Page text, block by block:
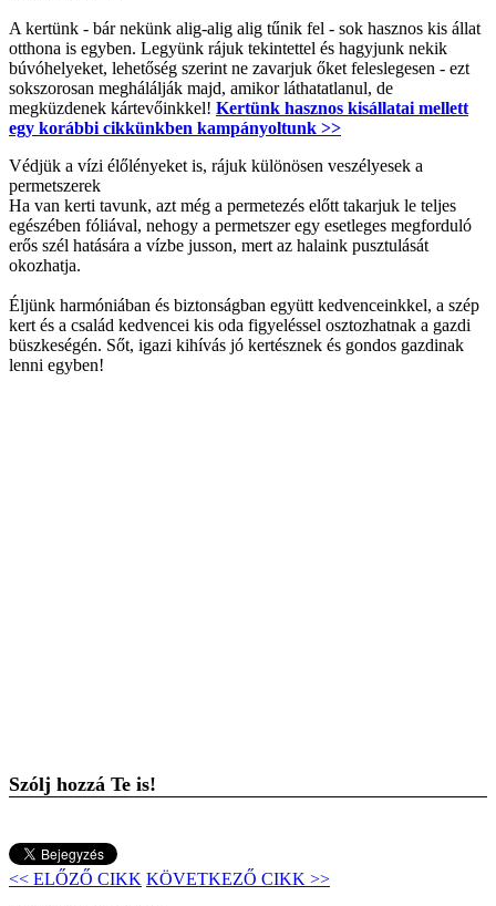
A kertünk - bár nekünk alig-alig alig tűnik fel - sok hasznos kis állat
otthona is egyben. Legyünk rájuk tekintettel és hagyjunk nekik
búvóhelyeket, lehetőség szerint ne zavarjuk őket feleslegesen - ezt
sokszorosan meghálálják majd, amikor láthatatlanul, de
megküzdenek kártevőinkkel! Kertünk hasznos kisállatai mellett
egy korábbi cikkünkben kampányoltunk >>
Védjük a vízi élőlényeket is, rájuk különösen veszélyesek a
permetszerek
Ha van kerti tavunk, azt még a permetezés előtt takarjuk le teljes
egészében fóliával, nehogy a permetszer egy esetleges megforduló
erős szél hatására a vízbe jusson, mert az halaink pusztulását
okozhatja.
Éljünk harmóniában és biztonságban együtt kedvenceinkkel, a szép
kert és a család kedvencei kis oda figyeléssel osztozhatnak a gazdi
büszkeségén. Sőt, igazi kihívás jó kertésznek és gondos gazdinak
lenni egyben!
Szólj hozzá Te is!
<< ELŐZŐ CIKK KÖVETKEZŐ CIKK >>